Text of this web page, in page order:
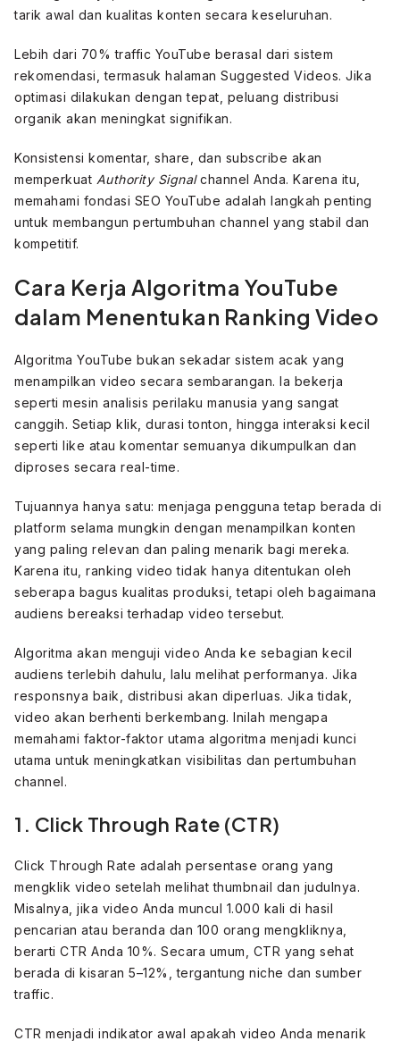
tarik awal dan kualitas konten secara keseluruhan.
Lebih dari 70% traffic YouTube berasal dari sistem
rekomendasi, termasuk halaman Suggested Videos. Jika
optimasi dilakukan dengan tepat, peluang distribusi
organik akan meningkat signifikan.
Konsistensi komentar, share, dan subscribe akan
memperkuat Authority Signalchannel Anda. Karena itu,
memahami fondasi SEO YouTube adalah langkah penting
untuk membangun pertumbuhan channel yang stabil dan
kompetitif.
Cara Kerja Algoritma YouTube
dalam Menentukan Ranking Video
Algoritma YouTube bukan sekadar sistem acak yang
menampilkan video secara sembarangan. Ia bekerja
seperti mesin analisis perilaku manusia yang sangat
canggih. Setiap klik, durasi tonton, hingga interaksi kecil
seperti like atau komentar semuanya dikumpulkan dan
diproses secara real-time.
Tujuannya hanya satu: menjaga pengguna tetap berada di
platform selama mungkin dengan menampilkan konten
yang paling relevan dan paling menarik bagi mereka.
Karena itu, ranking video tidak hanya ditentukan oleh
seberapa bagus kualitas produksi, tetapi oleh bagaimana
audiens bereaksi terhadap video tersebut.
Algoritma akan menguji video Anda ke sebagian kecil
audiens terlebih dahulu, lalu melihat performanya. Jika
responsnya baik, distribusi akan diperluas. Jika tidak,
video akan berhenti berkembang. Inilah mengapa
memahami faktor-faktor utama algoritma menjadi kunci
utama untuk meningkatkan visibilitas dan pertumbuhan
channel.
1. Click Through Rate (CTR)
Click Through Rate adalah persentase orang yang
mengklik video setelah melihat thumbnail dan judulnya.
Misalnya, jika video Anda muncul 1.000 kali di hasil
pencarian atau beranda dan 100 orang mengkliknya,
berarti CTR Anda 10%. Secara umum, CTR yang sehat
berada di kisaran 5–12%, tergantung niche dan sumber
traffic.
CTR menjadi indikator awal apakah video Anda menarik